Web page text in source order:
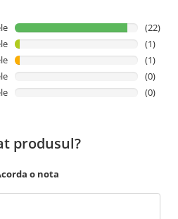
(22)
(1)
(1)
(0)
(0)
produsul?
o nota